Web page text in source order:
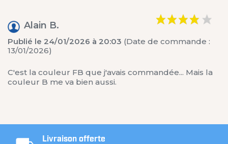
Alain B.
Publié le 24/01/2026 à 20:03 (Date de commande :
13/01/2026)
C'est la couleur FB que j'avais commandée... Mais la
couleur B me va bien aussi.
Livraison offerte